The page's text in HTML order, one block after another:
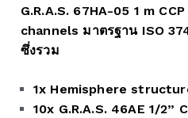
G.R.A.S. 67HA-05 1 m
channels มาตรฐาน ISO
ซึ่งรวม
1x Hemisphere
10x G.R.A.S. 46AE 1/2”